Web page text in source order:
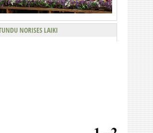
NORISES LAIKI